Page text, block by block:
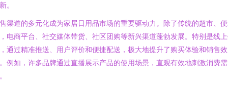
。
渠道的多元化成为家居日用品市场的重要驱动力。除了传统的超市、
电商平台、社交媒体带货、社区团购等新兴渠道蓬勃发展。特别是线
通过精准推送、用户评价和便捷配送，极大地提升了购买体验和销售效
例如，许多品牌通过直播展示产品的使用场景，直观有效地刺激消费需